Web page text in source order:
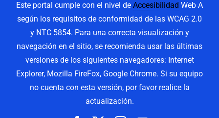
Este portal cumple con el nivel de Accesibilidad Web A
según los requisitos de conformidad de las WCAG 2.0
y NTC 5854. Para una correcta visualización y
navegación en el sitio, se recomienda usar las últimas
versiones de los siguientes navegadores: Internet
Explorer, Mozilla FireFox, Google Chrome. Si su equipo
no cuenta con esta versión, por favor realice la
actualización.